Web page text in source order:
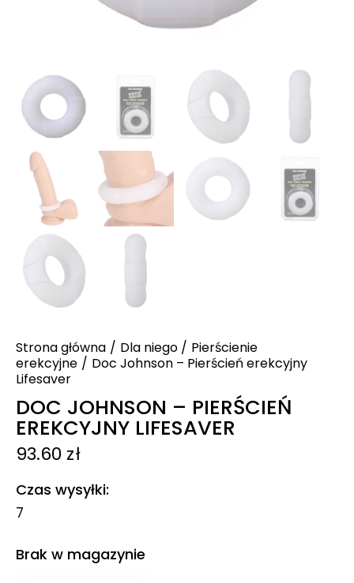
Strona główna Dla niego
Pierścienie
erekcyjne
Doc Johnson – Pierścień erekcyjny
Lifesaver
DOC JOHNSON – PIERŚCIEŃ
EREKCYJNY LIFESAVER
93.60 zł
Czas wysyłki
7
Brak w magazynie